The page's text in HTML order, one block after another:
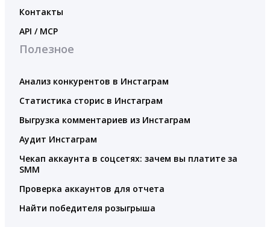
Контакты
API / MCP
Полезное
Анализ конкурентов в Инстаграм
Статистика сторис в Инстаграм
Выгрузка комментариев из Инстаграм
Аудит Инстаграм
Чекап аккаунта в соцсетях: зачем вы платите за
SMM
Проверка аккаунтов для отчета
Найти победителя розыгрыша